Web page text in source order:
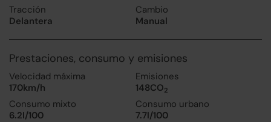
Tracción
Delantera
Cambio
Manual
Prestaciones, consumo y emisiones
Velocidad máxima
170km/h
Emisiones
148CO2
Consumo mixto
6.2l/100
Consumo urbano
7.7l/100